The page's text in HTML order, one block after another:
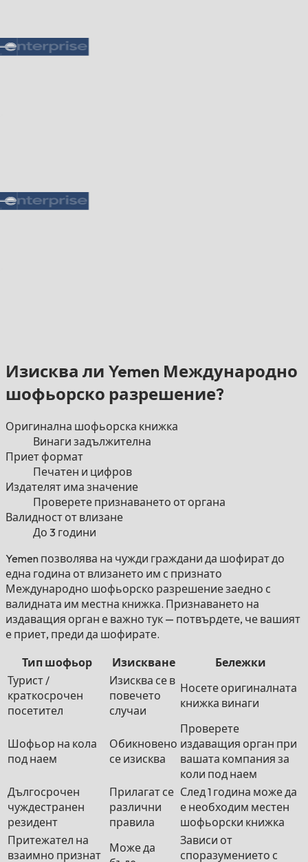
Изисква ли Yemen Международно
шофьорско разрешение?
Оригинална шофьорска книжка
Винаги задължителна
Приет формат
Печатен и цифров
Издателят има значение
Проверете признаването от органа
Валидност от влизане
До 3 години
Yemen позволява на чужди граждани да шофират до
една година от влизането им с признато
Международно шофьорско разрешение заедно с
валидната им местна книжка. Признаването на
издаващия орган е важно тук — потвърдете, че вашият
е приет, преди да шофирате.
Тип шофьор Изискване
Бележки
Турист /
краткосрочен
посетител
Изисква се в
повечето
случаи
Носете оригиналната
книжка винаги
Шофьор на кола
под наем
Обикновено
се изисква
Проверете
издаващия орган при
вашата компания за
коли под наем
Дългосрочен
чуждестранен
резидент
Прилагат се
различни
правила
След 1 година може да
е необходим местен
шофьорски книжка
Притежател на
взаимно признат
Може да
Зависи от
споразумението с